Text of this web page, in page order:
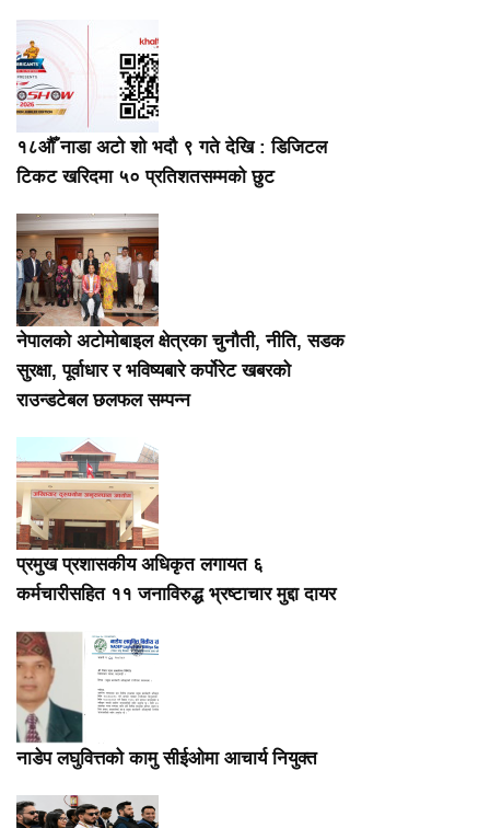
१८औँ नाडा अटो शो भदौ ९ गते देखि : डिजिटल
टिकट खरिदमा ५० प्रतिशतसम्मको छुट
नेपालको अटोमोबाइल क्षेत्रका चुनौती, नीति, सडक
सुरक्षा, पूर्वाधार र भविष्यबारे कर्पोरेट खबरको
राउन्डटेबल छलफल सम्पन्न
प्रमुख प्रशासकीय अधिकृत लगायत ६
कर्मचारीसहित ११ जनाविरुद्ध भ्रष्टाचार मुद्दा दायर
नाडेप लघुवित्तको कामु सीईओमा आचार्य नियुक्त